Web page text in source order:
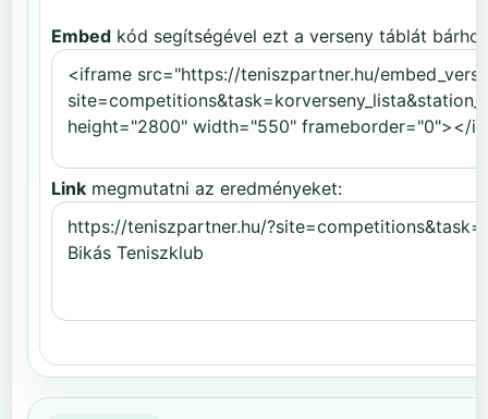
Embed kód segítségével ezt a verseny táblát
Link megmutatni az eredményeket: